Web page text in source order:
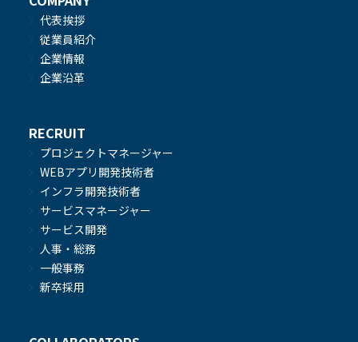
代表挨拶
従業員紹介
企業情報
企業沿革
RECRUIT
プロジェクトマネージャー
WEBアプリ開発技術者
インフラ開発技術者
サービスマネージャー
サービス開発
人事・総務
一般事務
新卒採用